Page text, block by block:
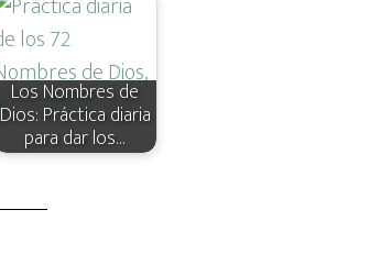
Los Nombres de
Dios: Práctica diaria
para dar los…